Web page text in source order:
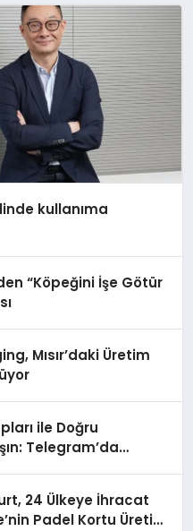
kullanıma
“Köpeğini İşe Götür
Mısır’daki Üretim
ile Doğru
Telegram’da
24 Ülkeye İhracat
Padel Kortu Üretim